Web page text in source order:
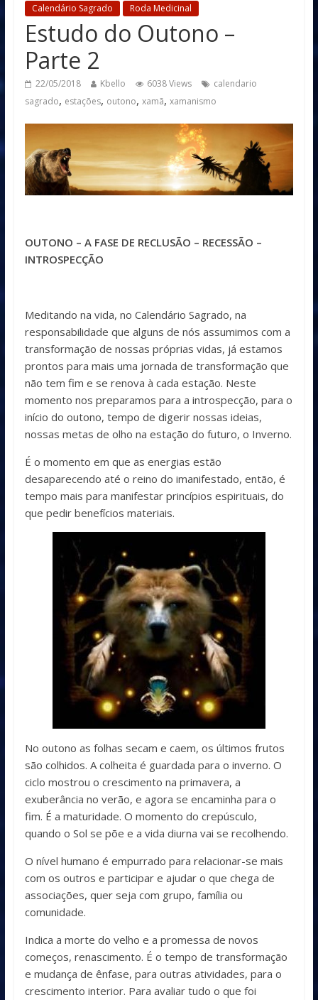
Calendário Sagrado Roda Medicinal
Estudo do Outono –
Parte 2
22/05/2018 Kbello 6038 Views
calendario
sagrado, estações, outono, xamã, xamanismo
OUTONO – A FASE DE RECLUSÃO – RECESSÃO –
INTROSPECÇÃO
Meditando na vida, no Calendário Sagrado, na
responsabilidade que alguns de nós assumimos com a
transformação de nossas próprias vidas, já estamos
prontos para mais uma jornada de transformação que
não tem fim e se renova à cada estação. Neste
momento nos preparamos para a introspecção, para o
início do outono, tempo de digerir nossas ideias,
nossas metas de olho na estação do futuro, o Inverno.
É o momento em que as energias estão
desaparecendo até o reino do imanifestado, então, é
tempo mais para manifestar princípios espirituais, do
que pedir benefícios materiais.
No outono as folhas secam e caem, os últimos frutos
são colhidos. A colheita é guardada para o inverno. O
ciclo mostrou o crescimento na primavera, a
exuberância no verão, e agora se encaminha para o
fim. É a maturidade. O momento do crepúsculo,
quando o Sol se põe e a vida diurna vai se recolhendo.
O nível humano é empurrado para relacionar-se mais
com os outros e participar e ajudar o que chega de
associações, quer seja com grupo, família ou
comunidade.
Indica a morte do velho e a promessa de novos
começos, renascimento. É o tempo de transformação
e mudança de ênfase, para outras atividades, para o
crescimento interior. Para avaliar tudo o que foi